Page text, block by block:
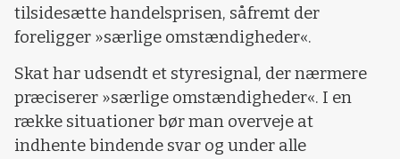
tilsidesætte handelsprisen, såfremt der
foreligger »særlige omstændigheder«.
Skat har udsendt et styresignal, der nærmere
præciserer »særlige omstændigheder«. I en
række situationer bør man overveje at
indhente bindende svar og under alle